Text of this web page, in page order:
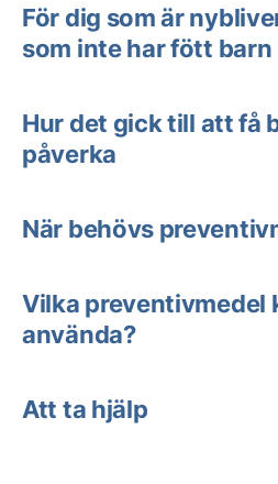
För dig som är
som inte har fött barn
Hur det gick till att få
påverka
När behövs
Vilka preventivmedel
använda?
Att ta hjälp